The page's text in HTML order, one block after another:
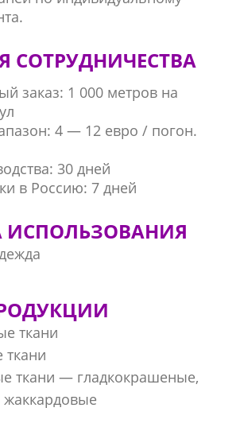
СОТРУДНИЧЕСТВА
заказ: 1 000 метров на
4 — 12 евро / погон.
30 дней
в Россию: 7 дней
ИСПОЛЬЗОВАНИЯ
ткани
ткани
ткани — гладкокрашеные,